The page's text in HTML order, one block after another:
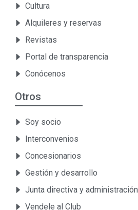
Cultura
Alquileres y reservas
Revistas
Portal de transparencia
Conócenos
Otros
Soy socio
Interconvenios
Concesionarios
Gestión y desarrollo
Junta directiva y administración
Vendele al Club